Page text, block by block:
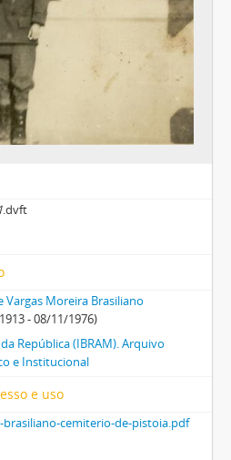
.dvft
Vargas Moreira Brasiliano
- 08/11/1976)
República (IBRAM). Arquivo
e Institucional
e uso
brasiliano-cemiterio-de-pistoia.pdf